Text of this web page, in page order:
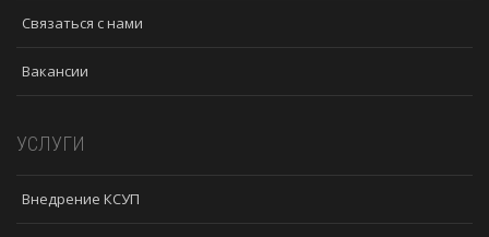
Связаться с нами
Вакансии
УСЛУГИ
Внедрение КСУП